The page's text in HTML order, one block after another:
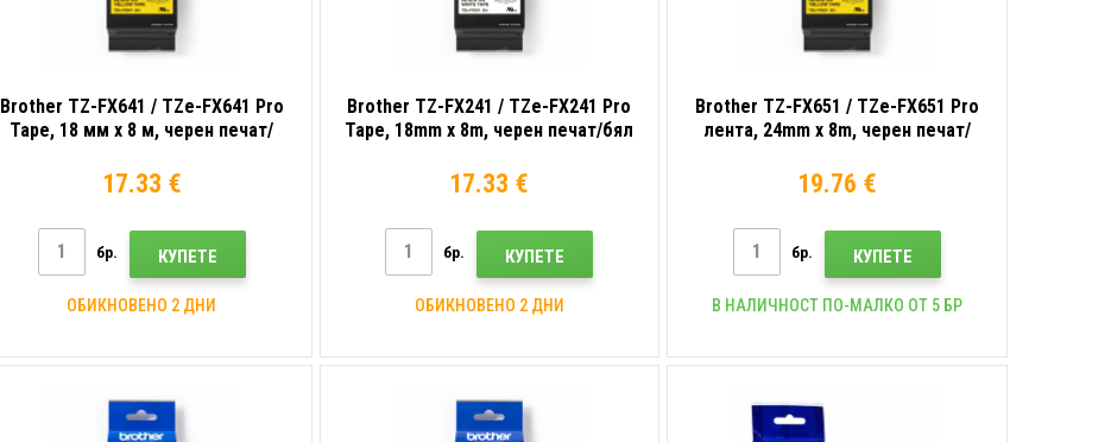
Brother TZ-FX641 / TZe-FX641 Pro
Tape, 18 мм x 8 м, черен печат/
17.33 €
бр. КУПЕТЕ
ОБИКНОВЕНО 2 ДНИ
Brother TZ-FX241 / TZe-FX241 Pro
Tape, 18mm x 8m, черен печат/бял
17.33 €
бр. КУПЕТЕ
ОБИКНОВЕНО 2 ДНИ
Brother TZ-FX651 / TZe-FX651 Pro
лента, 24mm x 8m, черен печат/
19.76 €
бр. КУПЕТЕ
В НАЛИЧНОСТ ПО-МАЛКО ОТ 5 БР